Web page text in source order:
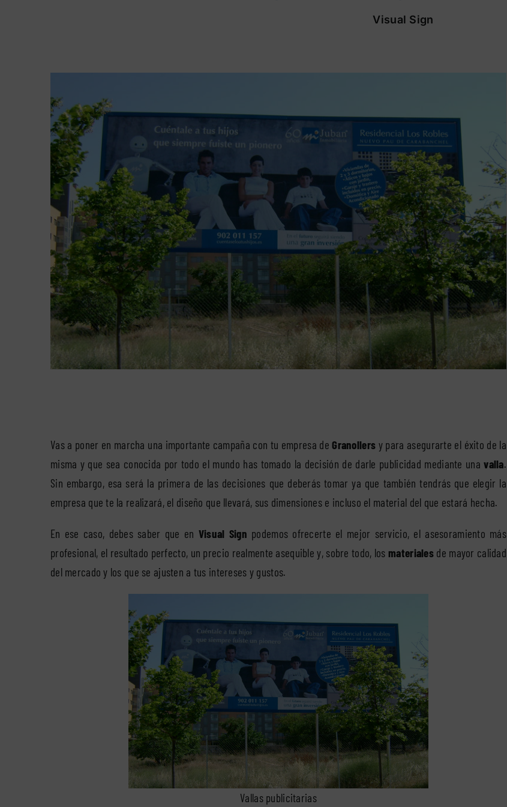
Visual Sign
Vas a poner en marcha una importante campaña con tu empresa deGranollers y para asegurarte el éxito de la
misma y que sea conocida por todo el mundo has tomado la decisión de darle publicidad mediante unavalla.
Sin embargo, esa será la primera de las decisiones que deberás tomar ya que también tendrás que elegir la
empresa que te la realizará, el diseño que llevará, sus dimensiones e incluso el material del que estará hecha.
En ese caso, debes saber que en Visual Sign podemos ofrecerte el mejor servicio, el asesoramiento más
profesional, el resultado perfecto, un precio realmente asequible y, sobre todo, los materialesde mayor calidad
del mercado y los que se ajusten a tus intereses y gustos.
Vallas publicitarias